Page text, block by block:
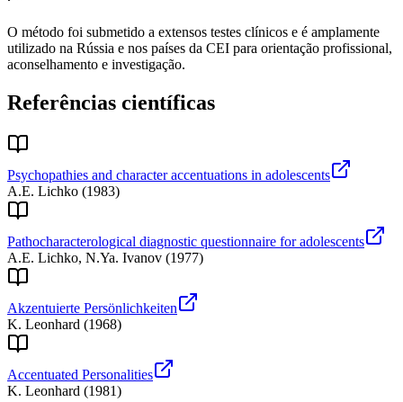
O método foi submetido a extensos testes clínicos e é amplamente
utilizado na Rússia e nos países da CEI para orientação profissional,
aconselhamento e investigação.
Referências científicas
Psychopathies and character accentuations in adolescents
A.E. Lichko (1983)
Pathocharacterological diagnostic questionnaire for adolescents
A.E. Lichko, N.Ya. Ivanov (1977)
Akzentuierte Persönlichkeiten
K. Leonhard (1968)
Accentuated Personalities
K. Leonhard (1981)